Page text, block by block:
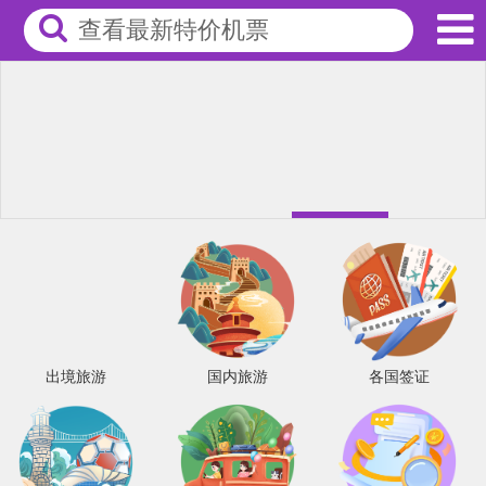
查看最新特价机票
出境旅游 国内旅游 各国签证